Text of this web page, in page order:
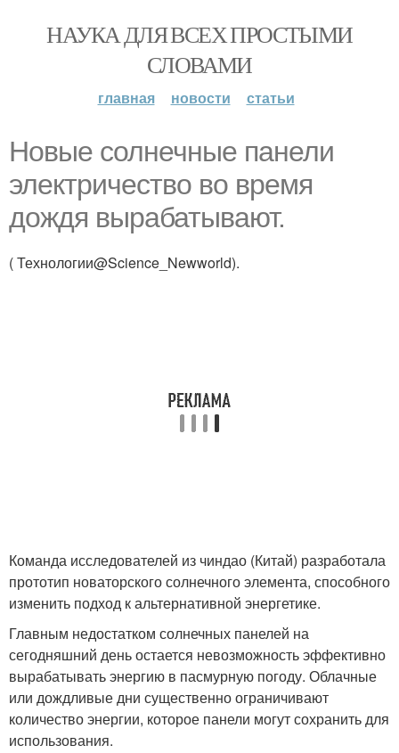
НАУКА ДЛЯ ВСЕХ ПРОСТЫМИ
СЛОВАМИ
главная новости статьи
Новые солнечные панели
электричество во время
дождя вырабатывают.
( Технологии@Science_Newworld).
Команда исследователей из чиндао (Китай) разработала
прототип новаторского солнечного элемента, способного
изменить подход к альтернативной энергетике.
Главным недостатком солнечных панелей на
сегодняшний день остается невозможность эффективно
вырабатывать энергию в пасмурную погоду. Облачные
или дождливые дни существенно ограничивают
количество энергии, которое панели могут сохранить для
использования.